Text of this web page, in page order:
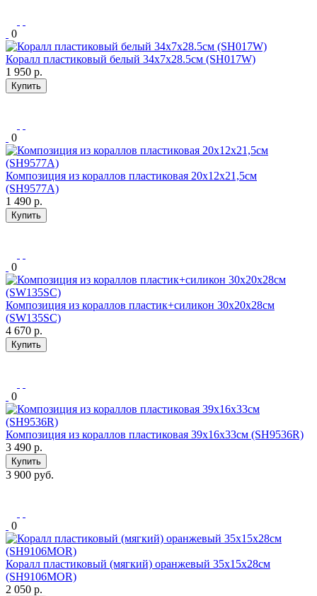
0
Коралл пластиковый белый 34х7х28.5см (SH017W)
1 950 р.
Купить
0
Композиция из кораллов пластиковая 20х12х21,5см
(SH9577A)
1 490 р.
Купить
0
Композиция из кораллов пластик+силикон 30х20х28см
(SW135SC)
4 670 р.
Купить
0
Композиция из кораллов пластиковая 39х16х33см (SH9536R)
3 490 р.
Купить
3 900 руб.
0
Коралл пластиковый (мягкий) оранжевый 35х15х28см
(SH9106MOR)
2 050 р.